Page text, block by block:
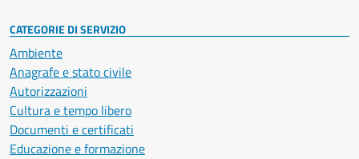
CATEGORIE DI SERVIZIO
Ambiente
Anagrafe e stato civile
Autorizzazioni
Cultura e tempo libero
Documenti e certificati
Educazione e formazione